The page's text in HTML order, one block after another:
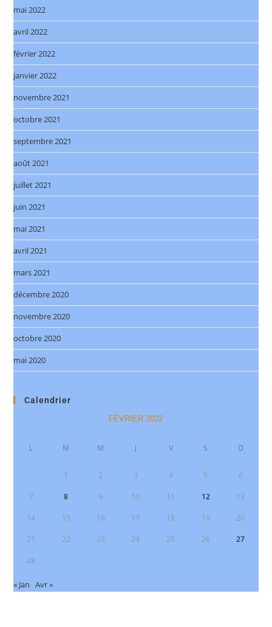
mai 2022
avril 2022
février 2022
janvier 2022
novembre 2021
octobre 2021
septembre 2021
août 2021
juillet 2021
juin 2021
mai 2021
avril 2021
mars 2021
décembre 2020
novembre 2020
octobre 2020
mai 2020
Calendrier
FÉVRIER 2022
L M M J V S D
1 2 3 4 5 6
7 8 9 10 11 12 13
14 15 16 17 18 19 20
21 22 23 24 25 26 27
28
« Jan Avr »